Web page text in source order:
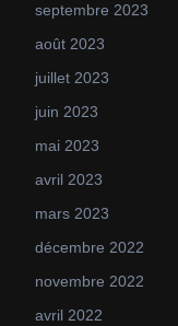
septembre 2023
août 2023
juillet 2023
juin 2023
mai 2023
avril 2023
mars 2023
décembre 2022
novembre 2022
avril 2022